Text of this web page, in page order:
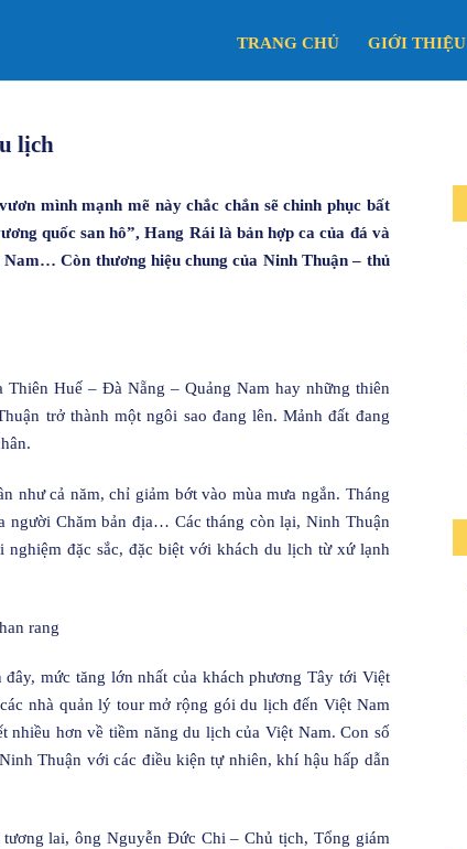
TRANG CHỦ GIỚI THIỆU
lịch
mình mạnh mẽ này chắc chắn sẽ chinh phục bất
quốc san hô”, Hang Rái là bản hợp ca của đá và
Còn thương hiệu chung của Ninh Thuận – thủ
Huế – Đà Nẵng – Quảng Nam hay những thiên
trở thành một ngôi sao đang lên. Mảnh đất đang
như cả năm, chỉ giảm bớt vào mùa mưa ngắn. Tháng
người Chăm bản địa… Các tháng còn lại, Ninh Thuận
đặc sắc, đặc biệt với khách du lịch từ xứ lạnh
mức tăng lớn nhất của khách phương Tây tới Việt
nhà quản lý tour mở rộng gói du lịch đến Việt Nam
hơn về tiềm năng du lịch của Việt Nam. Con số
Thuận với các điều kiện tự nhiên, khí hậu hấp dẫn
lai, ông Nguyễn Đức Chi – Chủ tịch, Tổng giám